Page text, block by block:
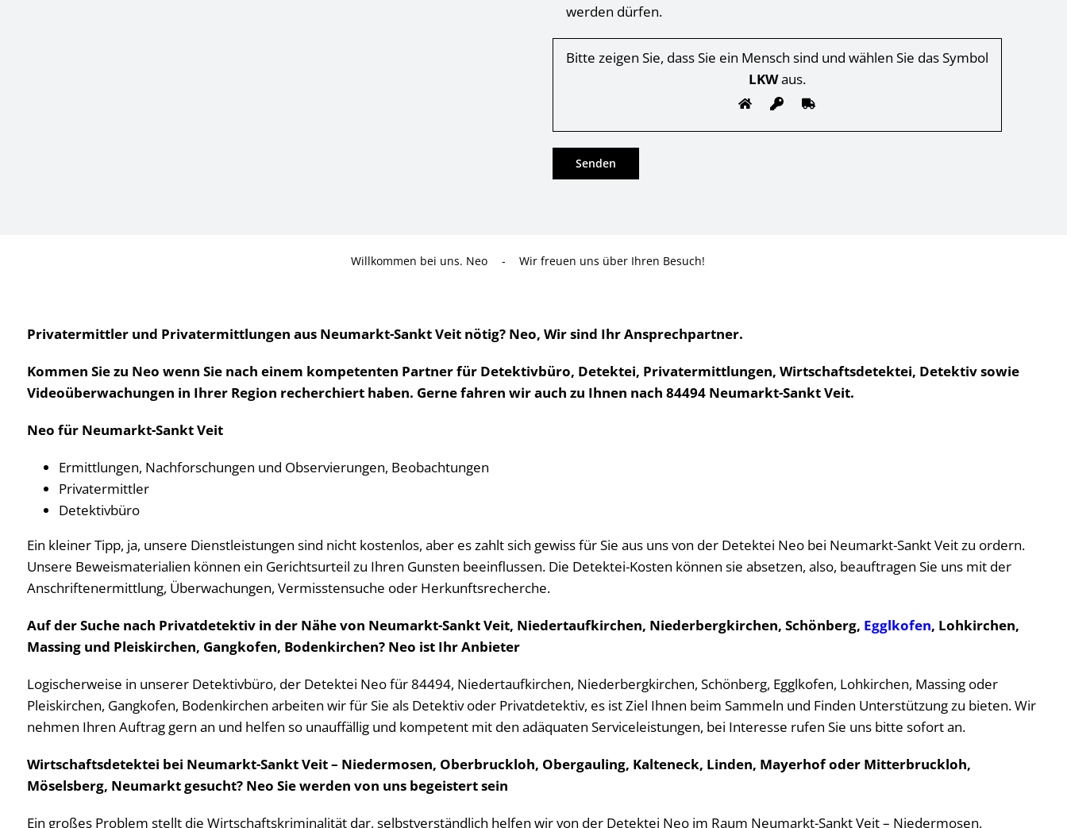
werden dürfen.
Bitte zeigen Sie, dass Sie ein Mensch sind und wählen Sie das Symbol
LKWaus.
Willkommen bei uns. Neo - Wir freuen uns über Ihren Besuch!
Privatermittler und Privatermittlungen aus Neumarkt-Sankt Veit nötig? Neo, Wir sind Ihr Ansprechpartner.
Kommen Sie zu Neo wenn Sie nach einem kompetenten Partner für Detektivbüro, Detektei, Privatermittlungen, Wirtschaftsdetektei, Detektiv sowie
Videoüberwachungen in Ihrer Region recherchiert haben. Gerne fahren wir auch zu Ihnen nach 84494 Neumarkt-Sankt Veit.
Neo für Neumarkt-Sankt Veit
Ermittlungen, Nachforschungen und Observierungen, Beobachtungen
Privatermittler
Detektivbüro
Ein kleiner Tipp, ja, unsere Dienstleistungen sind nicht kostenlos, aber es zahlt sich gewiss für Sie aus uns von der Detektei Neo bei Neumarkt-Sankt Veit zu ordern.
Unsere Beweismaterialien können ein Gerichtsurteil zu Ihren Gunsten beeinflussen. Die Detektei-Kosten können sie absetzen, also, beauftragen Sie uns mit der
Anschriftenermittlung, Überwachungen, Vermisstensuche oder Herkunftsrecherche.
Auf der Suche nach Privatdetektiv in der Nähe von Neumarkt-Sankt Veit, Niedertaufkirchen, Niederbergkirchen, Schönberg, Egglkofen, Lohkirchen,
Massing und Pleiskirchen, Gangkofen, Bodenkirchen? Neo ist Ihr Anbieter
Logischerweise in unserer Detektivbüro, der Detektei Neo für 84494, Niedertaufkirchen, Niederbergkirchen, Schönberg, Egglkofen, Lohkirchen, Massing oder
Pleiskirchen, Gangkofen, Bodenkirchen arbeiten wir für Sie als Detektiv oder Privatdetektiv, es ist Ziel Ihnen beim Sammeln und Finden Unterstützung zu bieten. Wir
nehmen Ihren Auftrag gern an und helfen so unauffällig und kompetent mit den adäquaten Serviceleistungen, bei Interesse rufen Sie uns bitte sofort an.
Wirtschaftsdetektei bei Neumarkt-Sankt Veit – Niedermosen, Oberbruckloh, Obergauling, Kalteneck, Linden, Mayerhof oder Mitterbruckloh,
Möselsberg, Neumarkt gesucht? Neo Sie werden von uns begeistert sein
Ein großes Problem stellt die Wirtschaftskriminalität dar, selbstverständlich helfen wir von der Detektei Neo im Raum Neumarkt-Sankt Veit – Niedermosen,